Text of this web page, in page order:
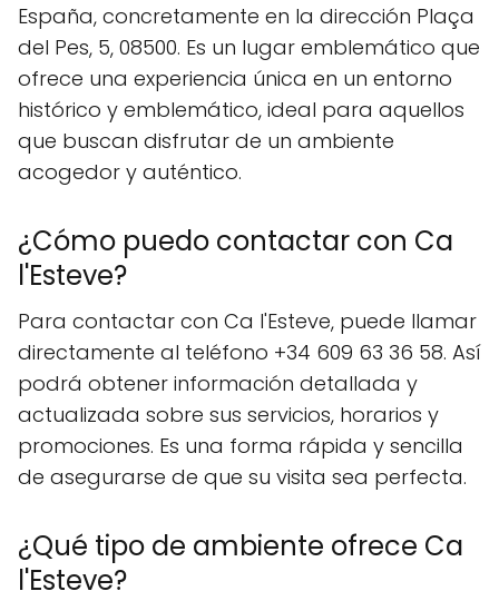
España, concretamente en la dirección Plaça
del Pes, 5, 08500. Es un lugar emblemático que
ofrece una experiencia única en un entorno
histórico y emblemático, ideal para aquellos
que buscan disfrutar de un ambiente
acogedor y auténtico.
¿Cómo puedo contactar con Ca
l'Esteve?
Para contactar con Ca l'Esteve, puede llamar
directamente al teléfono +34 609 63 36 58. Así
podrá obtener información detallada y
actualizada sobre sus servicios, horarios y
promociones. Es una forma rápida y sencilla
de asegurarse de que su visita sea perfecta.
¿Qué tipo de ambiente ofrece Ca
l'Esteve?